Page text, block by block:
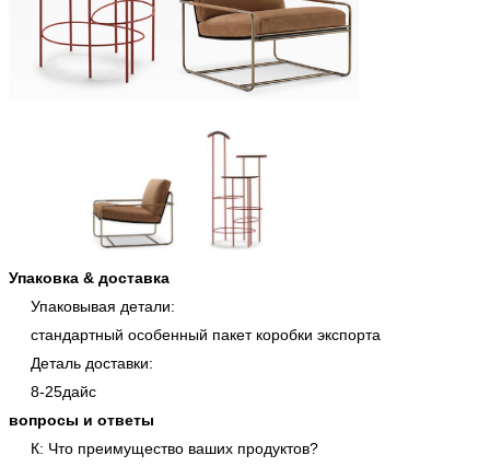
Упаковка & доставка
Упаковывая детали:
стандартный особенный пакет коробки экспорта
Деталь доставки:
8-25дайс
вопросы и ответы
К: Что преимущество ваших продуктов?